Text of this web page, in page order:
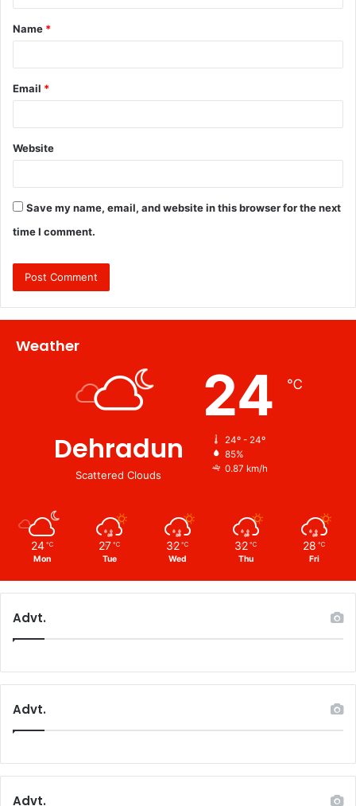
t
*
Name *
Email *
Website
Save my name, email, and website in this browser for the next
time I comment.
Weather
Dehradun
Scattered Clouds
24 ℃
24º - 24º
85%
0.87 km/h
24 ℃
Mon
27 ℃
Tue
32 ℃
Wed
32 ℃
Thu
28 ℃
Fri
Advt.
Advt.
Advt.